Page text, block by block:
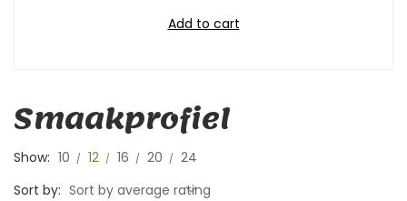
Add to cart
Smaakprofiel
Show: 10 12 16 20
24
Sort by: Sort by average rating